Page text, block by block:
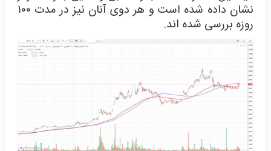
نشان داده شده است و هر دوی آنان نیز در مدت ۱۰۰
روزه بررسی شده اند.